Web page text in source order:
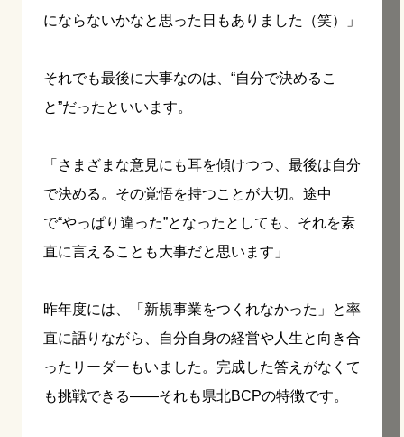
にならないかなと思った日もありました（笑）」
それでも最後に大事なのは、“自分で決めるこ
と”だったといいます。
「さまざまな意見にも耳を傾けつつ、最後は自分
で決める。その覚悟を持つことが大切。途中
で“やっぱり違った”となったとしても、それを素
直に言えることも大事だと思います」
昨年度には、「新規事業をつくれなかった」と率
直に語りながら、自分自身の経営や人生と向き合
ったリーダーもいました。完成した答えがなくて
も挑戦できる——それも県北BCPの特徴です。